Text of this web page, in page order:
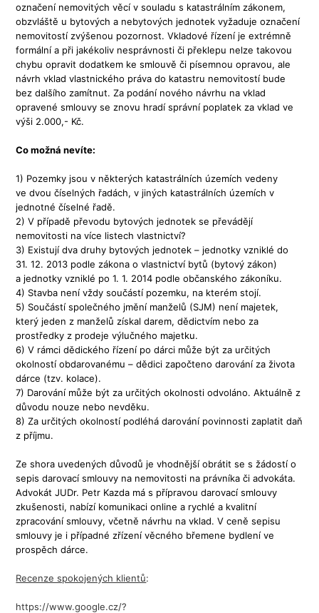
označení nemovitých věcí v souladu s katastrálním zákonem,
obzvláště u bytových a nebytových jednotek vyžaduje označení
nemovitostí zvýšenou pozornost. Vkladové řízení je extrémně
formální a při jakékoliv nesprávnosti či překlepu nelze takovou
chybu opravit dodatkem ke smlouvě či písemnou opravou, ale
návrh vklad vlastnického práva do katastru nemovitostí bude
bez dalšího zamítnut. Za podání nového návrhu na vklad
opravené smlouvy se znovu hradí správní poplatek za vklad ve
výši 2.000,- Kč.
Co možná nevíte:
1) Pozemky jsou v některých katastrálních územích vedeny
ve dvou číselných řadách, v jiných katastrálních územích v
jednotné číselné řadě.
2) V případě převodu bytových jednotek se převádějí
nemovitosti na více listech vlastnictví?
3) Existují dva druhy bytových jednotek – jednotky vzniklé do
31. 12. 2013 podle zákona o vlastnictví bytů (bytový zákon)
a jednotky vzniklé po 1. 1. 2014 podle občanského zákoníku.
4) Stavba není vždy součástí pozemku, na kterém stojí.
5) Součástí společného jmění manželů (SJM) není majetek,
který jeden z manželů získal darem, dědictvím nebo za
prostředky z prodeje výlučného majetku.
6) V rámci dědického řízení po dárci může být za určitých
okolností obdarovanému – dědici započteno darování za života
dárce (tzv. kolace).
7) Darování může být za určitých okolnosti odvoláno. Aktuálně z
důvodu nouze nebo nevděku.
8) Za určitých okolností podléhá darování povinnosti zaplatit daň
z příjmu.
Ze shora uvedených důvodů je vhodnější obrátit se s žádostí o
sepis darovací smlouvy na nemovitosti na právníka či advokáta.
Advokát JUDr. Petr Kazda má s přípravou darovací smlouvy
zkušenosti, nabízí komunikaci online a rychlé a kvalitní
zpracování smlouvy, včetně návrhu na vklad. V ceně sepisu
smlouvy je i případné zřízení věcného břemene bydlení ve
prospěch dárce.
Recenze spokojených klientů:
https://www.google.cz/?